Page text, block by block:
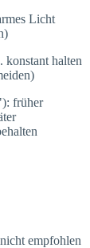
Licht
konstant halten
früher
empfohlen